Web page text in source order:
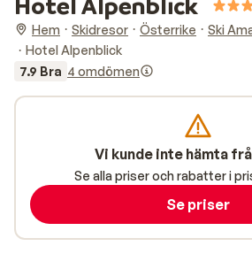
Hem Skidresor Österrike Ski
Hotel Alpenblick
7.9 Bra 4 omdömen
Vi kunde inte hämta
Se alla priser och rabatter i
Se priser